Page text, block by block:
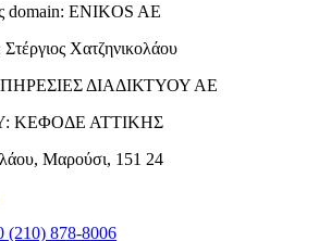
domain: ENIKOS AE
Στέργιος Χατζηνικολάου
ΔΙΑΔΙΚΤΥΟΥ ΑΕ
ΚΕΦΟΔΕ ΑΤΤΙΚΗΣ
Μαρούσι, 151 24
(210) 878-8006